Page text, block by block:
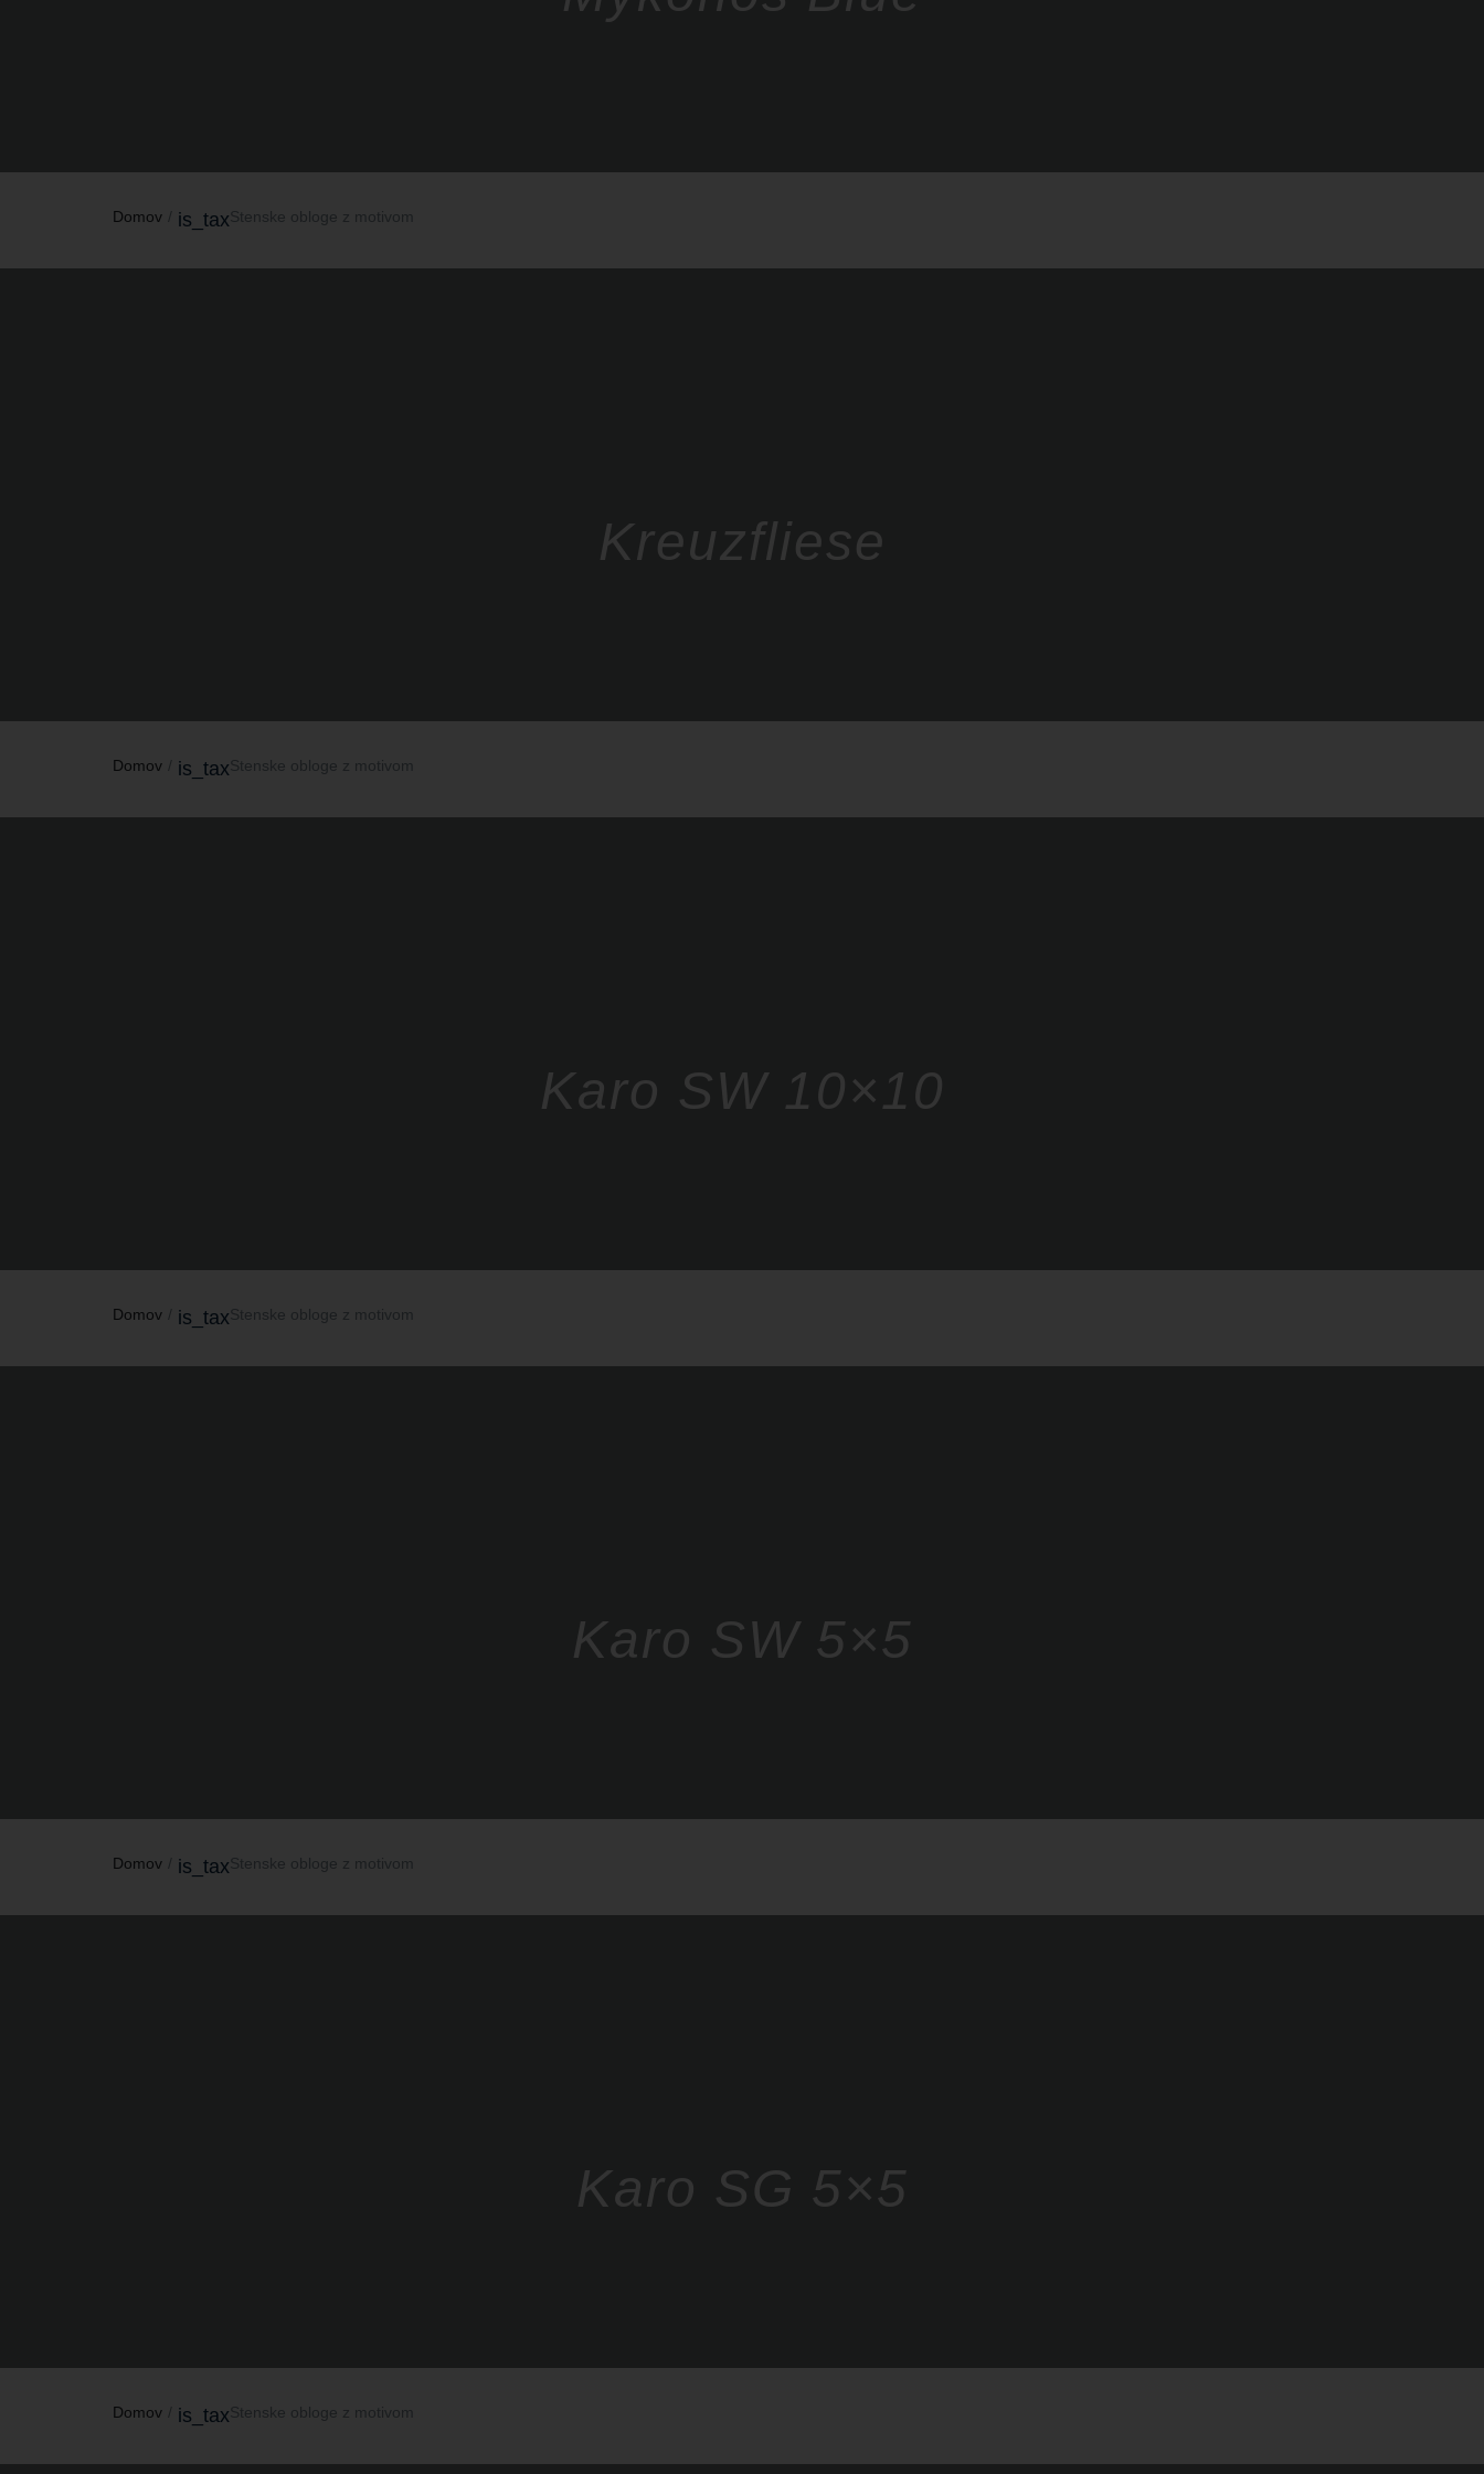
Domov is_taxStenske obloge z motivom
Kreuzfliese
Domov is_taxStenske obloge z motivom
Karo SW 10×10
Domov is_taxStenske obloge z motivom
Karo SW 5×5
Domov is_taxStenske obloge z motivom
Karo SG 5×5
Domov is_taxStenske obloge z motivom